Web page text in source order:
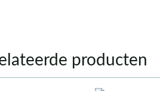
producten